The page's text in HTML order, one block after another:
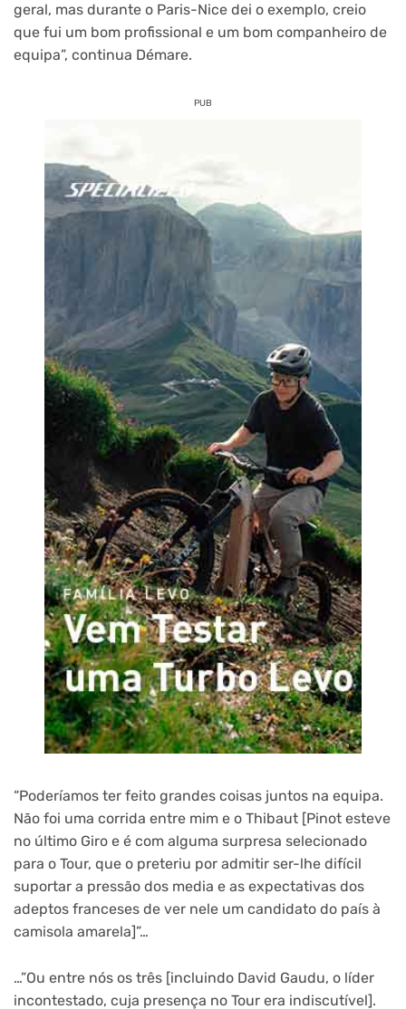
geral, mas durante o Paris-Nice dei o exemplo, creio
que fui um bom profissional e um bom companheiro de
equipa”, continua Démare.
PUB
“Poderíamos ter feito grandes coisas juntos na equipa.
Não foi uma corrida entre mim e o Thibaut [Pinot esteve
no último Giro e é com alguma surpresa selecionado
para o Tour, que o preteriu por admitir ser-lhe difícil
suportar a pressão dos media e as expectativas dos
adeptos franceses de ver nele um candidato do país à
camisola amarela]”…
…”Ou entre nós os três [incluindo David Gaudu, o líder
incontestado, cuja presença no Tour era indiscutível].